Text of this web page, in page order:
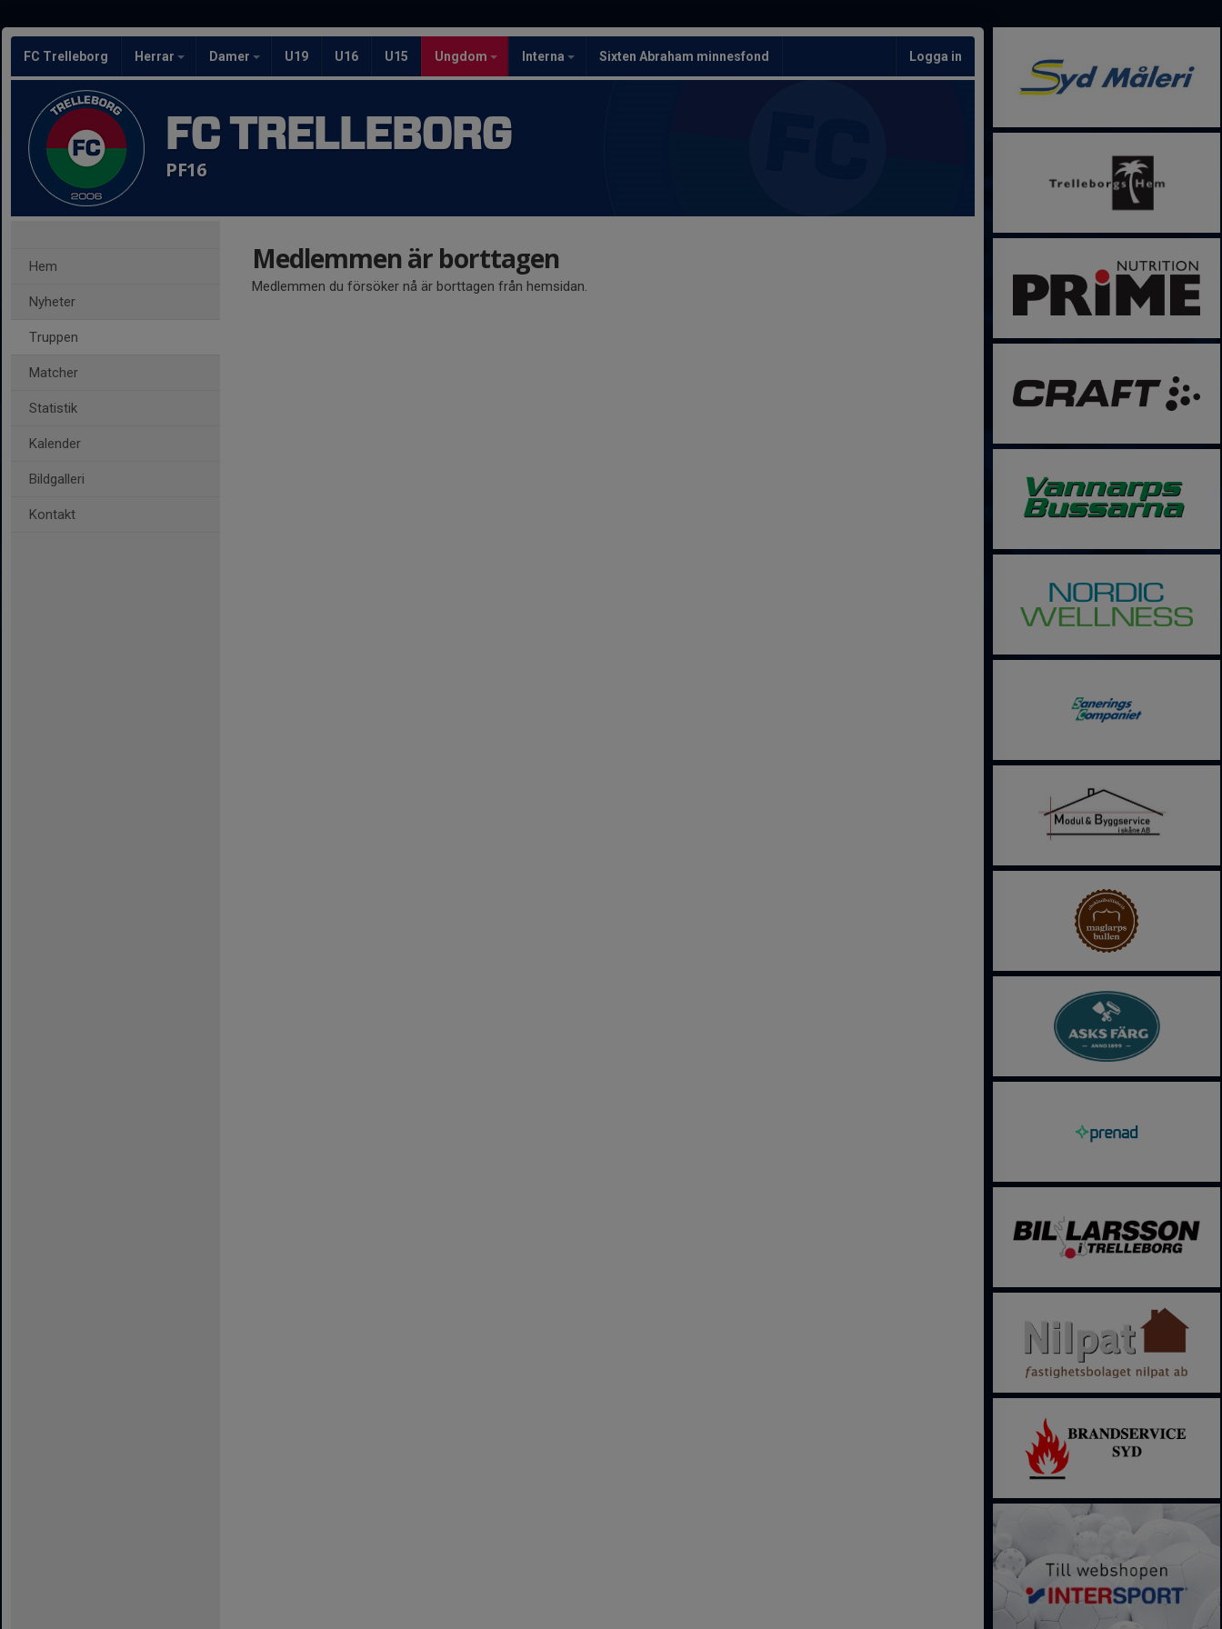
FC Trelleborg Herrar Damer U19 U16 U15 Ungdom Interna Sixten Abraham minnesfond Logga in
FC TRELLEBORG
PF16
Hem
Nyheter
Truppen
Matcher
Statistik
Kalender
Bildgalleri
Kontakt
Medlemmen är borttagen
Medlemmen du försöker nå är borttagen från hemsidan.